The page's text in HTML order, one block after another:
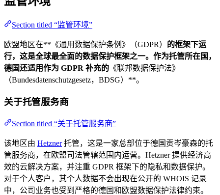
Section titled “监管环境”
欧盟地区在**《通用数据保护条例》（GDPR） 的框架下运
行，这是全球最全面的数据保护框架之一。作为托管所在国，
德国还适用作为 GDPR 补充的 《联邦数据保护法》
（Bundesdatenschutzgesetz，BDSG）**。
关于托管服务商
Section titled “关于托管服务商”
该地区由 Hetzner托管，这是一家总部位于德国贡岑豪森的托
管服务商，在欧盟司法管辖范围内运营。Hetzner 提供经济高
效的云解决方案，并注重 GDPR 框架下的隐私和数据保护。
对于个人客户，其个人数据不会出现在公开的 WHOIS 记录
中，公司业务也受到严格的德国和欧盟数据保护法律约束。